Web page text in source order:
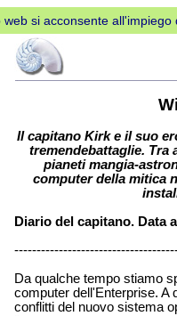
web si acconsente
Il capitano Kirk e il suo
tremendebattaglie. Tra
pianeti mangia-
computer della mitica
Diario del capitano. Data
Da qualche tempo stiamo
computer dell'Enterprise. A
conflitti del nuovo sistema